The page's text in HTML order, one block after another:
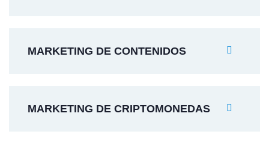
MARKETING DE CONTENIDOS
MARKETING DE CRIPTOMONEDAS